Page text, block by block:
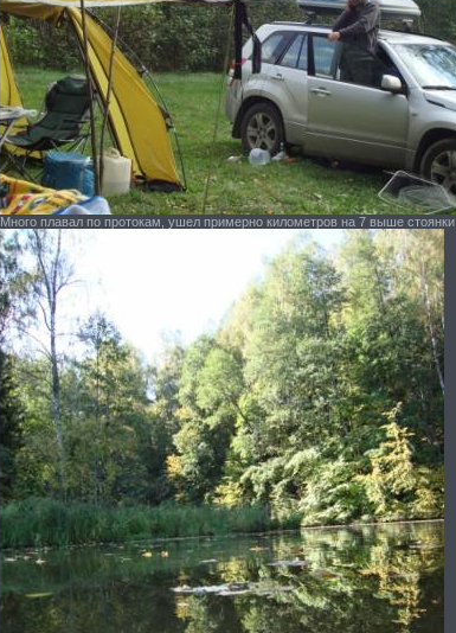
Много плавал по протокам, ушел примерно километров на 7 выше стоянки.